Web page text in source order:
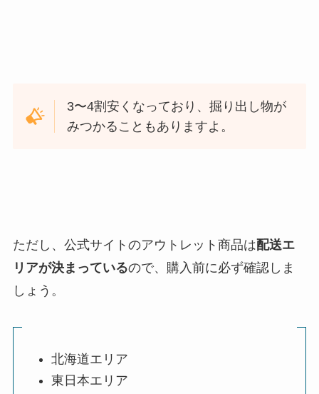
3〜4割安くなっており、掘り出し物が
みつかることもありますよ。
ただし、公式サイトのアウトレット商品は配送エ
リアが決まっているので、購入前に必ず確認しま
しょう。
北海道エリア
東日本エリア